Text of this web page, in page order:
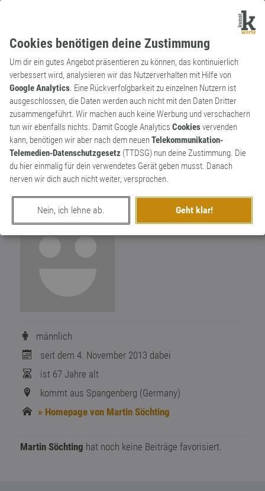
Cookies benötigen deine Zustimmung
Um dir ein gutes Angebot präsentieren zu können, das kontinuierlich
verbessert wird, analysieren wir das Nutzerverhalten mit Hilfe von
Google Analytics. Eine Rückverfolgbarkeit zu einzelnen Nutzern ist
ausgeschlossen, die Daten werden auch nicht mit den Daten Dritter
zusammengeführt. Wir machen auch keine Werbung und verschachern
tun wir ebenfalls nichts. Damit Google Analytics Cookiesvervenden
kann, benötigen wir aber nach dem neuenTelekommunikation-
Telemedien-Datenschutzgesetz (TTDSG) nun deine Zustimmung. Die
du hier einmalig für dein verwendetes Gerät geben musst. Danach
nerven wir dich auch nicht weiter, versprochen.
Nein, ich lehne ab. Geht klar!
Wortkünstler
Martin Söchting
Liebt Wort- und Sinnspielereien. Schreibt
Song-, Theater- und Kabaretttexte, spielt
schau und führt Regie. Nimmt die Sprache
110
70
männlich
seit dem 4. November 2013 dabei
ist 67 Jahre alt
kommt aus Spangenberg (Germany)
» Homepage von Martin Söchting
Martin Söchting hat noch keine Beiträge favorisiert.